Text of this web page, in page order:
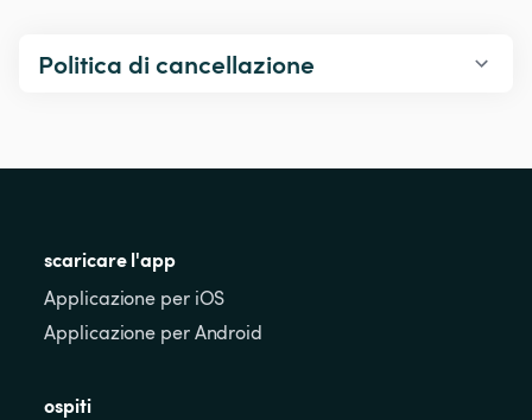
Politica di cancellazione
scaricare l'app
Applicazione per iOS
Applicazione per Android
ospiti